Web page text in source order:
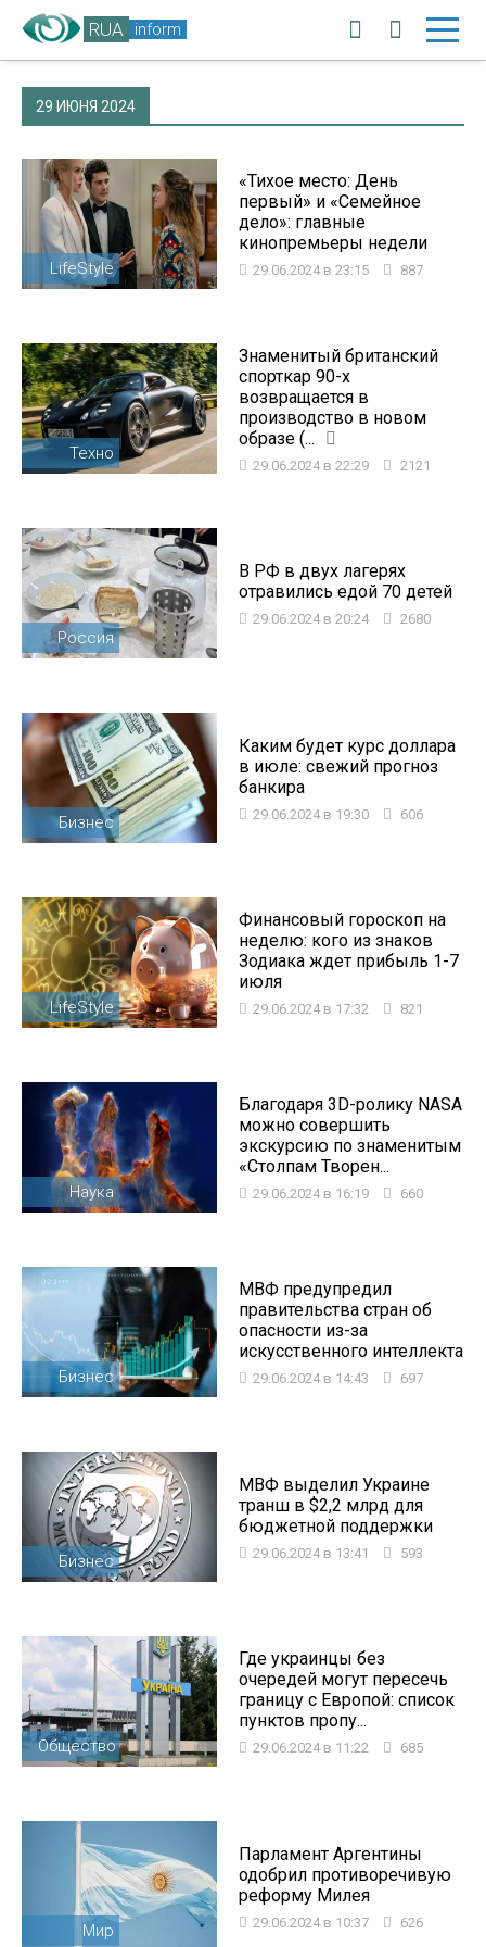
RUA inform
29 ИЮНЯ 2024
LifeStyle
«Тихое место: День
первый» и «Семейное
дело»: главные
кинопремьеры недели
29.06.2024 в 23:15 887
Техно
Знаменитый британский
спорткар 90-х
возвращается в
производство в новом
образе (...
29.06.2024 в 22:29 2121
Россия
В РФ в двух лагерях
отравились едой 70 детей
29.06.2024 в 20:24 2680
Бизнес
Каким будет курс доллара
в июле: свежий прогноз
банкира
29.06.2024 в 19:30 606
LifeStyle
Финансовый гороскоп на
неделю: кого из знаков
Зодиака ждет прибыль 1-7
июля
29.06.2024 в 17:32 821
Наука
Благодаря 3D-ролику NASA
можно совершить
экскурсию по знаменитым
«Столпам Творен...
29.06.2024 в 16:19 660
Бизнес
МВФ предупредил
правительства стран об
опасности из-за
искусственного интеллекта
29.06.2024 в 14:43 697
Бизнес
МВФ выделил Украине
транш в $2,2 млрд для
бюджетной поддержки
29.06.2024 в 13:41 593
Общество
Где украинцы без
очередей могут пересечь
границу с Европой: список
пунктов пропу...
29.06.2024 в 11:22 685
Мир
Парламент Аргентины
одобрил противоречивую
реформу Милея
29.06.2024 в 10:37 626